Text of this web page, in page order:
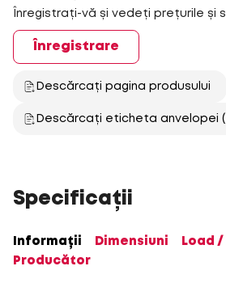
Înregistrați-vă și vedeți prețurile și
Înregistrare
Descărcați pagina produsului
Descărcați eticheta anvelopei
Specificații
Informații Dimensiuni
Load
Producător